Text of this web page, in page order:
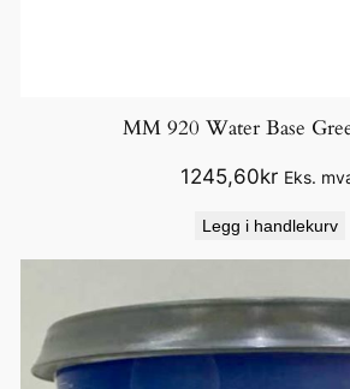
MM 920 Water Base
1245,60kr Eks.
Legg i handlekurv